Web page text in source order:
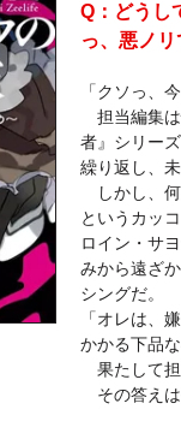
Q：どうし
っ、悪ノリ
「クソっ、
担当編集は
者』シリー
繰り返し、
しかし、何
というカッ
ロイン・サ
みから遠ざ
シングだ。
「オレは、
かかる下品
果たして担
その答え